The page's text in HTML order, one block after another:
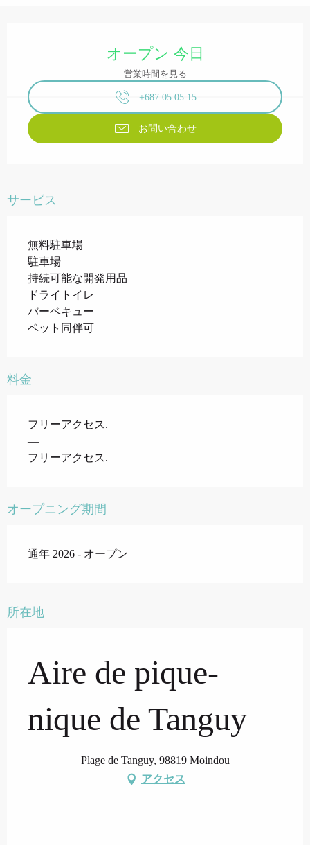
オープン 今日
営業時間を見る
+687 05 05 15
お問い合わせ
サービス
無料駐車場
駐車場
持続可能な開発用品
ドライトイレ
バーベキュー
ペット同伴可
料金
フリーアクセス.
—
フリーアクセス.
オープニング期間
通年 2026 - オープン
所在地
Aire de pique-
nique de Tanguy
Plage de Tanguy, 98819 Moindou
アクセス